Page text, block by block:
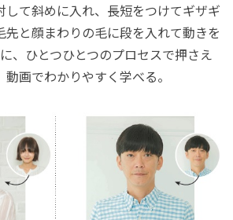
て斜めに入れ、長短をつけてギザギ
と顔まわりの毛に段を入れて動きを
、ひとつひとつのプロセスで押さえ
画でわかりやすく学べる。